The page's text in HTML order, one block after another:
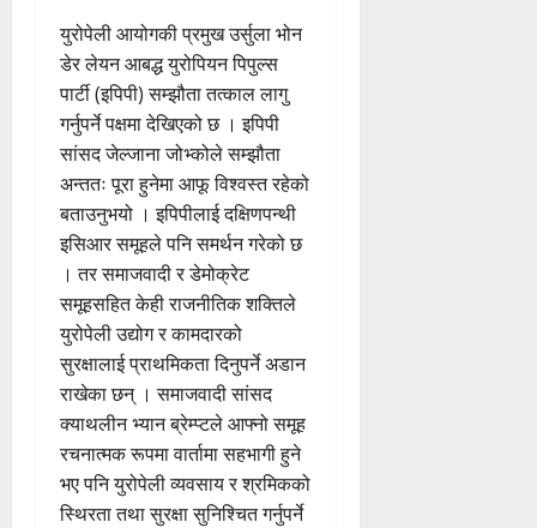
युरोपेली आयोगकी प्रमुख उर्सुला भोन
डेर लेयन आबद्ध युरोपियन पिपुल्स
पार्टी (इपिपी) सम्झौता तत्काल लागु
गर्नुपर्ने पक्षमा देखिएको छ । इपिपी
सांसद जेल्जाना जोभ्कोले सम्झौता
अन्ततः पूरा हुनेमा आफू विश्वस्त रहेको
बताउनुभयो । इपिपीलाई दक्षिणपन्थी
इसिआर समूहले पनि समर्थन गरेको छ
। तर समाजवादी र डेमोक्रेट
समूहसहित केही राजनीतिक शक्तिले
युरोपेली उद्योग र कामदारको
सुरक्षालाई प्राथमिकता दिनुपर्ने अडान
राखेका छन् । समाजवादी सांसद
क्याथलीन भ्यान ब्रेम्प्टले आफ्नो समूह
रचनात्मक रूपमा वार्तामा सहभागी हुने
भए पनि युरोपेली व्यवसाय र श्रमिकको
स्थिरता तथा सुरक्षा सुनिश्चित गर्नुपर्ने